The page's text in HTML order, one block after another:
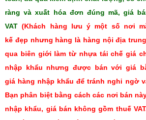
ràng và xuất hóa đơn đúng mã, giá
VAT (Khách hàng lưu ý một số nơi
kế đẹp nhưng hàng là hàng nội địa
qua biên giới làm từ nhựa tái chế giá
nhập khẩu nhưng được bán với giá
giá hàng nhập khẩu để tránh nghi ngờ
Bạn phân biệt bằng cách các nơi bán
nhập khẩu, giá bán không gồm thuế